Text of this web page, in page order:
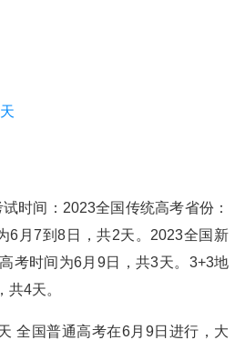
时间：2023全国传统高考省份：
6月7到8日，共2天。2023全国新
考时间为6月9日，共3天。3+3地
共4天。
全国普通高考在6月9日进行，大